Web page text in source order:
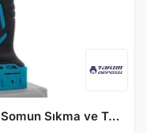
CATPOWER CAT4126 1/2 Akülü Somun Sıkma ve Torklu Vidalama Kömürsüz 350 Nm - (Aküsüz)